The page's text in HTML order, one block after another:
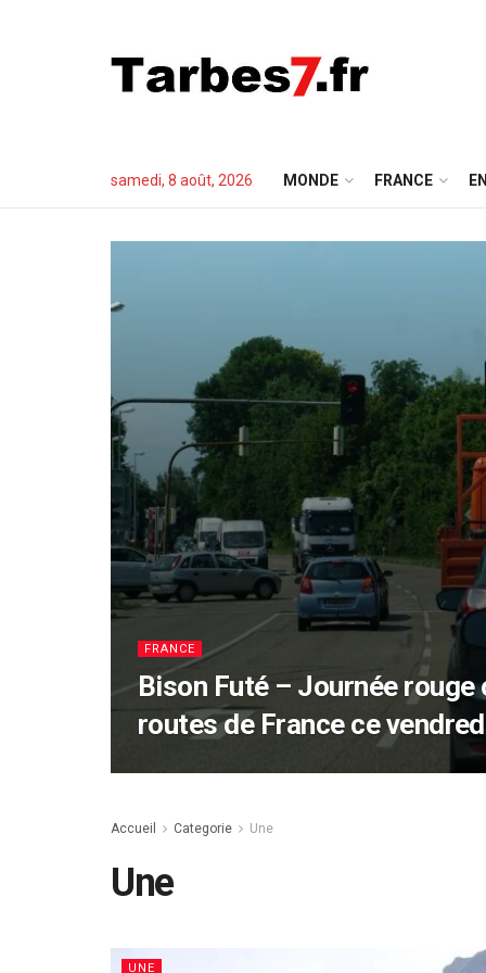
samedi, 8 août, 2026 MONDE FRANCE
FRANCE
Bison Futé – Journée rouge
routes de France ce
Accueil Categorie Une
Une
UNE